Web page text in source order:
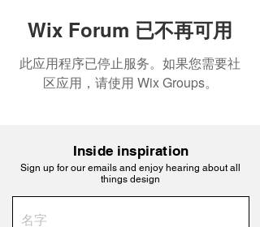
Wix Forum 已不再可用
此应用程序已停止服务。如果您需要社
区应用，请使用 Wix Groups。
Inside inspiration
Sign up for our emails and enjoy hearing about all
things design